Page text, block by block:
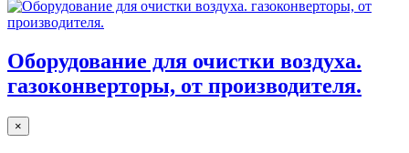
Оборудование для очистки воздуха.
газоконверторы, от производителя.
×